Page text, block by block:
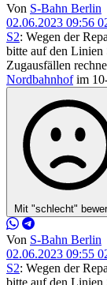
Von S-Bahn Berlin
02.06.2023 09:56
S2: Wegen der
bitte auf den Linien
Zugausfällen
Nordbahnhofim
Mit "schlecht"
Von S-Bahn Berlin
02.06.2023 09:55
S2: Wegen der
bitte auf den Linien